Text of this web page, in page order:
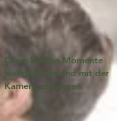
Diese kleinen Momente
wahrnehmen und mit der
Kamera einfangen.